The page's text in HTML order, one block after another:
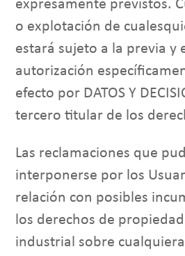
expresamente previstos.
o explotación de
estará sujeto a la previa y
autorización
efecto por DATOS Y
tercero titular de los
Las reclamaciones que
interponerse por los
relación con posibles
los derechos de
industrial sobre